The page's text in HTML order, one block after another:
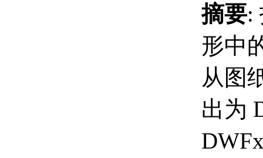
摘要:
形中
从图
出为